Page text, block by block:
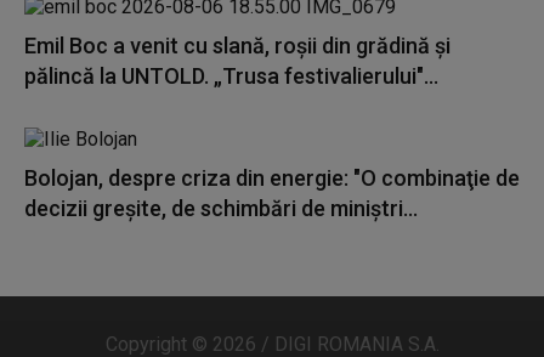
Emil Boc a venit cu slană, roșii din grădină și
pălincă la UNTOLD. „Trusa festivalierului"...
Bolojan, despre criza din energie: "O combinaţie de
decizii greşite, de schimbări de miniştri...
Copyright © 2026 / DIGI ROMANIA S.A.